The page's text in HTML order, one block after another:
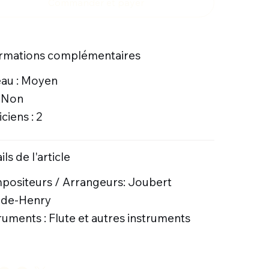
complémentaires
: Moyen
: 2
de l'article
/ Arrangeurs: Joubert
Henry
: Flute et autres instruments